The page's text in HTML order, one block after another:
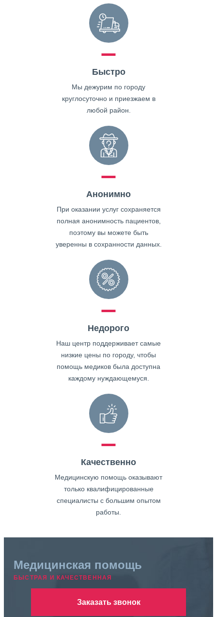
Быстро
Мы дежурим по городу
круглосуточно и приезжаем в
любой район.
Анонимно
При оказании услуг сохраняется
полная анонимность пациентов,
поэтому вы можете быть
уверенны в сохранности данных.
Недорого
Наш центр поддерживает самые
низкие цены по городу, чтобы
помощь медиков была доступна
каждому нуждающемуся.
Качественно
Медицинскую помощь оказывают
только квалифицированные
специалисты с большим опытом
работы.
Медицинская помощь
БЫСТРАЯ И КАЧЕСТВЕННАЯ
Заказать звонок